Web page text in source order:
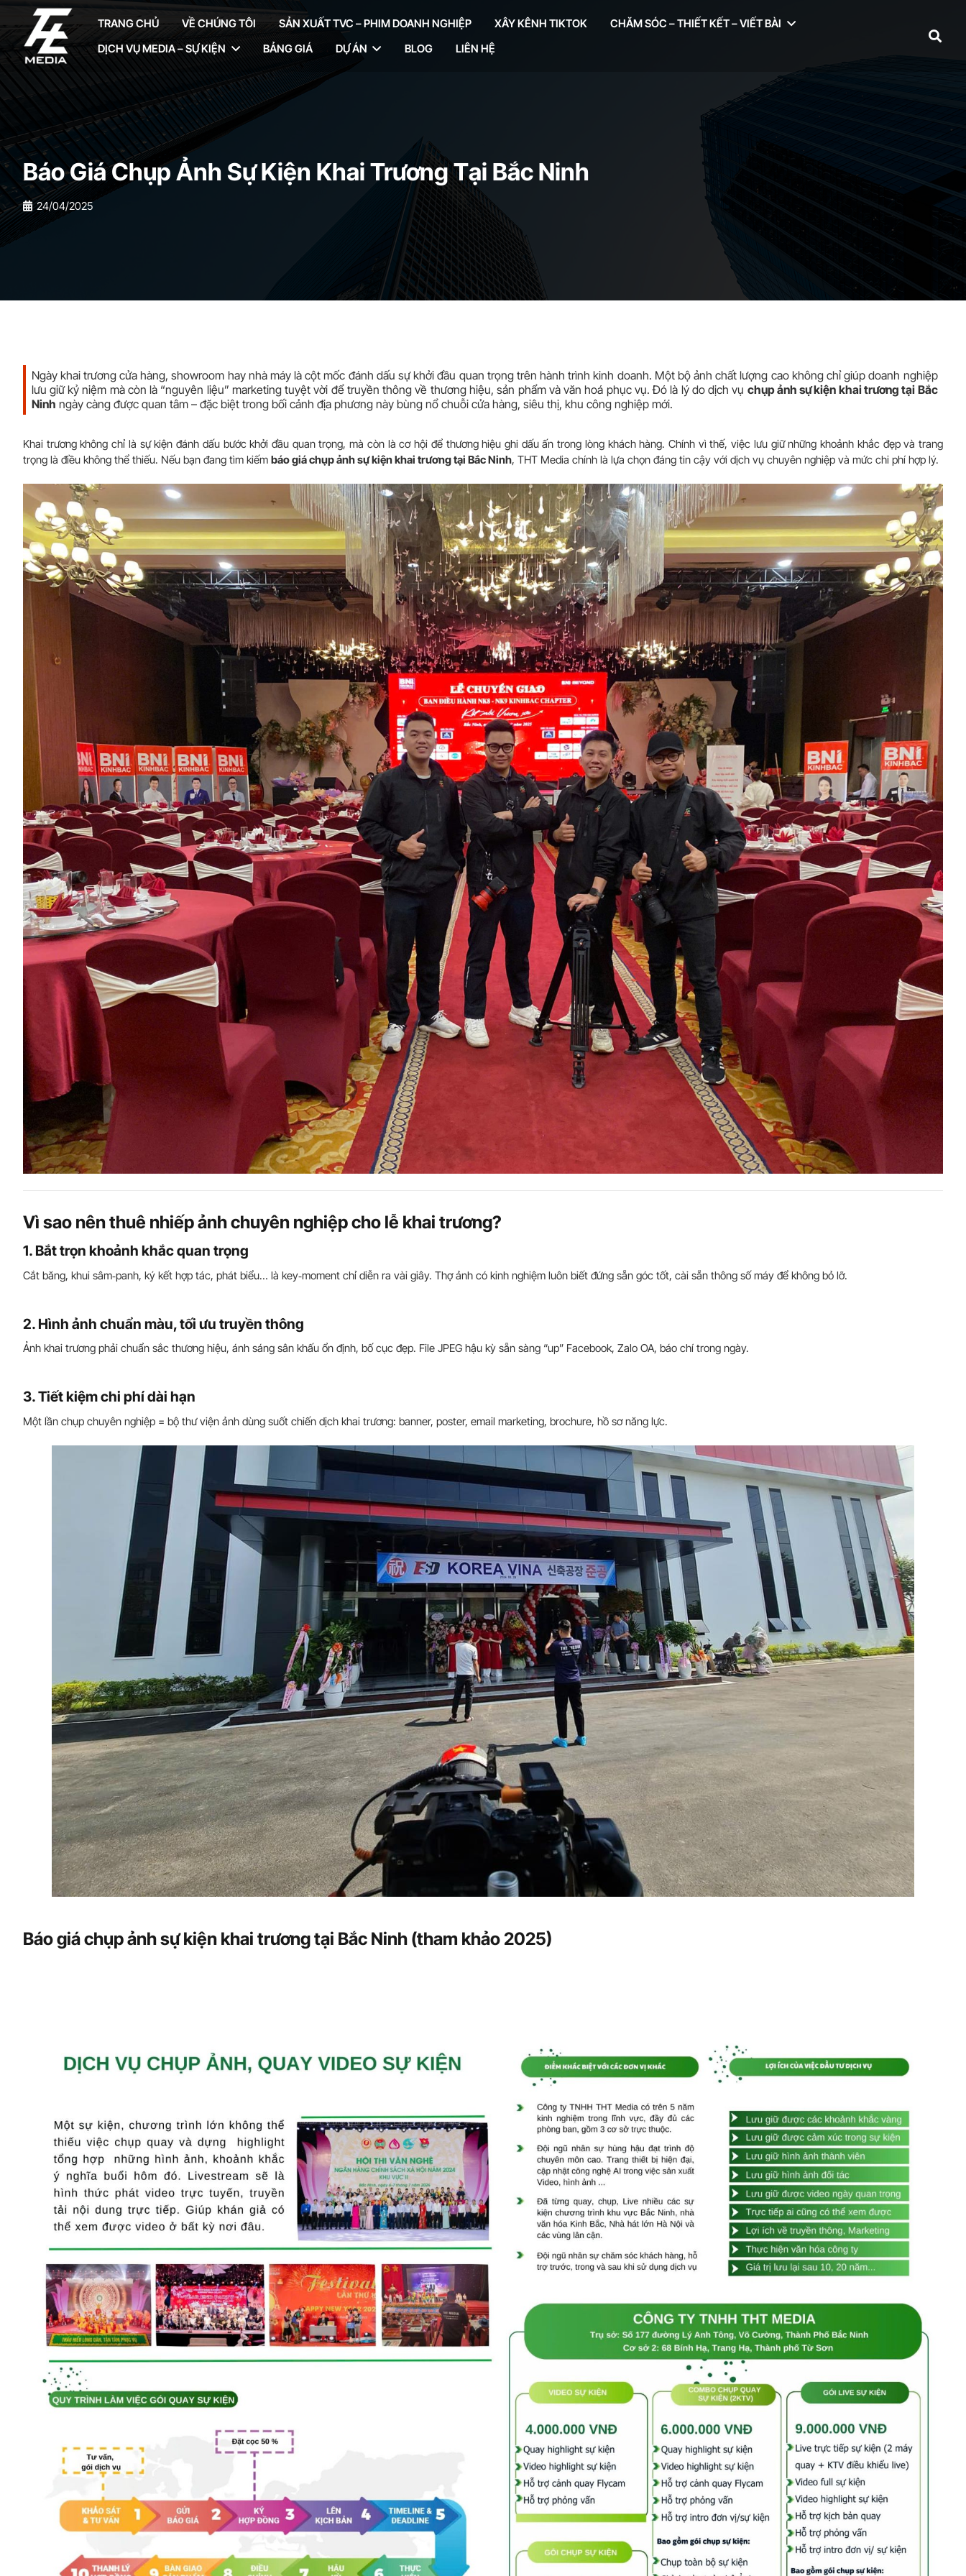
TRANG CHỦ VỀ CHÚNG TÔI SẢN XUẤT TVC – PHIM DOANH NGHIỆP XÂY KÊNH TIKTOK
CHĂM SÓC – THIẾT KẾT – VIẾT BÀI
DỊCH VỤ MEDIA – SỰ KIỆN
BẢNG GIÁ DỰ ÁN BLOG LIÊN HỆ
Báo Giá Chụp Ảnh Sự Kiện Khai Trương Tại Bắc Ninh
24/04/2025
Ngày khai trương cửa hàng, showroom hay nhà máy là cột mốc đánh dấu sự khởi đầu quan trọng trên hành trình kinh doanh. Một bộ ảnh chất lượng cao không chỉ giúp doanh nghiệp
lưu giữ kỷ niệm mà còn là “nguyên liệu” marketing tuyệt vời để truyền thông về thương hiệu, sản phẩm và văn hoá phục vụ. Đó là lý do dịch vụ chụp ảnh sự kiện khai trương tại Bắc
Ninh ngày càng được quan tâm – đặc biệt trong bối cảnh địa phương này bùng nổ chuỗi cửa hàng, siêu thị, khu công nghiệp mới.
Khai trương không chỉ là sự kiện đánh dấu bước khởi đầu quan trọng, mà còn là cơ hội để thương hiệu ghi dấu ấn trong lòng khách hàng. Chính vì thế, việc lưu giữ những khoảnh khắc đẹp và trang
trọng là điều không thể thiếu. Nếu bạn đang tìm kiếm báo giá chụp ảnh sự kiện khai trương tại Bắc Ninh, THT Media chính là lựa chọn đáng tin cậy với dịch vụ chuyên nghiệp và mức chi phí hợp lý.
Vì sao nên thuê nhiếp ảnh chuyên nghiệp cho lễ khai trương?
1. Bắt trọn khoảnh khắc quan trọng
Cắt băng, khui sâm‑panh, ký kết hợp tác, phát biểu… là key‑moment chỉ diễn ra vài giây. Thợ ảnh có kinh nghiệm luôn biết đứng sẵn góc tốt, cài sẵn thông số máy để không bỏ lỡ.
2. Hình ảnh chuẩn màu, tối ưu truyền thông
Ảnh khai trương phải chuẩn sắc thương hiệu, ánh sáng sân khấu ổn định, bố cục đẹp. File JPEG hậu kỳ sẵn sàng “up” Facebook, Zalo OA, báo chí trong ngày.
3. Tiết kiệm chi phí dài hạn
Một lần chụp chuyên nghiệp = bộ thư viện ảnh dùng suốt chiến dịch khai trương: banner, poster, email marketing, brochure, hồ sơ năng lực.
Báo giá chụp ảnh sự kiện khai trương tại Bắc Ninh (tham khảo 2025)